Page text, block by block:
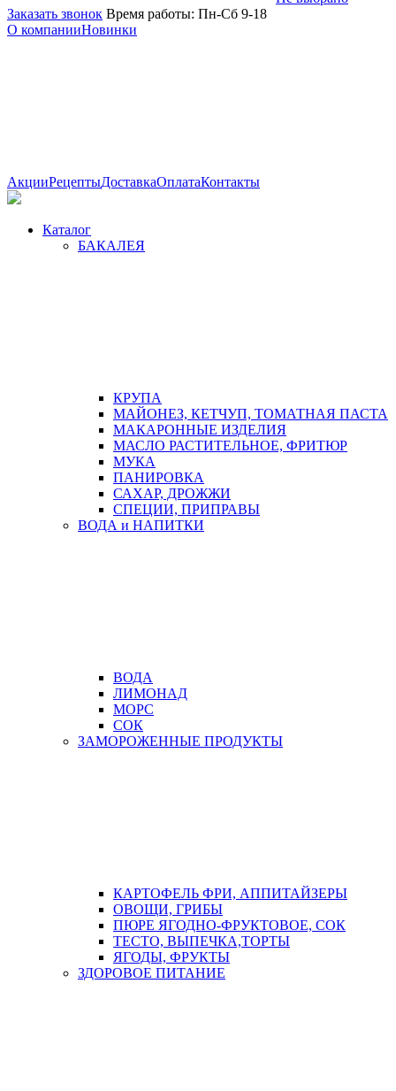
Заказать звонок Время работы: Пн-Сб 9-18
О компанииНовинки
АкцииРецептыДоставкаОплатаКонтакты
Каталог
БАКАЛЕЯ
КРУПА
МАЙОНЕЗ, КЕТЧУП, ТОМАТНАЯ ПАСТА
МАКАРОННЫЕ ИЗДЕЛИЯ
МАСЛО РАСТИТЕЛЬНОЕ, ФРИТЮР
МУКА
ПАНИРОВКА
САХАР, ДРОЖЖИ
СПЕЦИИ, ПРИПРАВЫ
ВОДА и НАПИТКИ
ВОДА
ЛИМОНАД
МОРС
СОК
ЗАМОРОЖЕННЫЕ ПРОДУКТЫ
КАРТОФЕЛЬ ФРИ, АППИТАЙЗЕРЫ
ОВОЩИ, ГРИБЫ
ПЮРЕ ЯГОДНО-ФРУКТОВОЕ, СОК
ТЕСТО, ВЫПЕЧКА,ТОРТЫ
ЯГОДЫ, ФРУКТЫ
ЗДОРОВОЕ ПИТАНИЕ